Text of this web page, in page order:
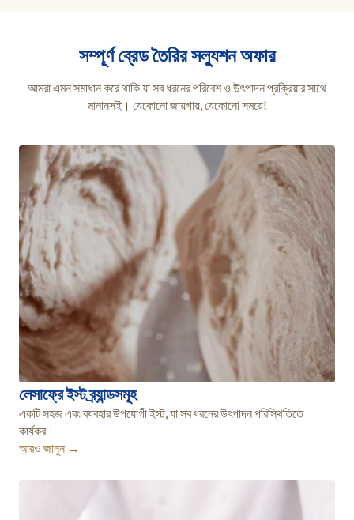
সম্পূর্ণ ব্রেড তৈরির সল্যুশন অফার
আমরা এমন সমাধান করে থাকি যা সব ধরনের পরিবেশ ও উৎপাদন প্রক্রিয়ার সাথে
মানানসই। যেকোনো জায়গায়, যেকোনো সময়ে!
লেসাফ্রে ইস্ট ব্র্যান্ডসমূহ
একটি সহজ এবং ব্যবহার উপযোগী ইস্ট, যা সব ধরনের উৎপাদন পরিস্থিতিতে
কার্যকর।
আরও জানুন →